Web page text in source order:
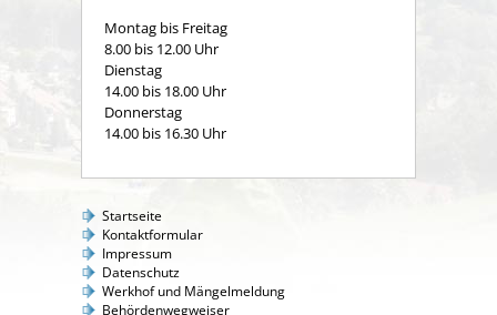
Montag bis Freitag
8.00 bis 12.00 Uhr
Dienstag
14.00 bis 18.00 Uhr
Donnerstag
14.00 bis 16.30 Uhr
Startseite
Kontaktformular
Impressum
Datenschutz
Werkhof und Mängelmeldung
Behördenwegweiser